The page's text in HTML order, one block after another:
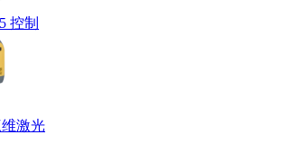
控制
激光